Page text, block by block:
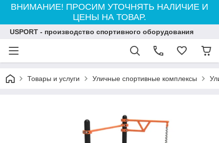
ВНИМАНИЕ! ПРОСИМ УТОЧНЯТЬ НАЛИЧИЕ И
ЦЕНЫ НА ТОВАР.
USPORT - производство спортивного оборудования
Товары и услуги Уличные спортивные комплексы